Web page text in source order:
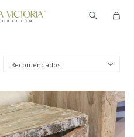
Recomendados